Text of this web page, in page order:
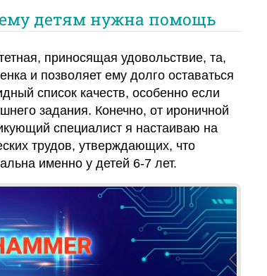
детям нужна помощь
приносящая удовольствие, та,
и позволяет ему долго оставаться
список качеств, особенно если
задания. Конечно, от ироничной
специалист я настаиваю на
трудов, утверждающих, что
именно у детей 6-7 лет.